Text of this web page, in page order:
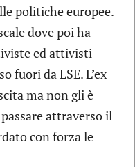
politiche europee.
dove poi ha
ed attivisti
fuori da LSE. L’ex
ma non gli è
attraverso il
con forza le